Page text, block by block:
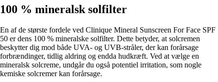
100 % mineralsk solfilter
En af de største fordele ved Clinique Mineral Sunscreen For Face SPF
50 er dens 100 % mineralske solfilter. Dette betyder, at solcremen
beskytter dig mod både UVA- og UVB-stråler, der kan forårsage
forbrændinger, tidlig aldring og endda hudkræft. Ved at vælge en
mineralsk solcreme, undgår du også potentiel irritation, som nogle
kemiske solcremer kan forårsage.